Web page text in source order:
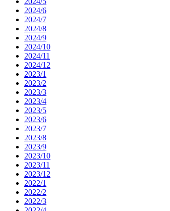
2024/6
2024/7
2024/8
2024/9
2024/10
2024/11
2024/12
2023/1
2023/2
2023/3
2023/4
2023/5
2023/6
2023/7
2023/8
2023/9
2023/10
2023/11
2023/12
2022/1
2022/2
2022/3